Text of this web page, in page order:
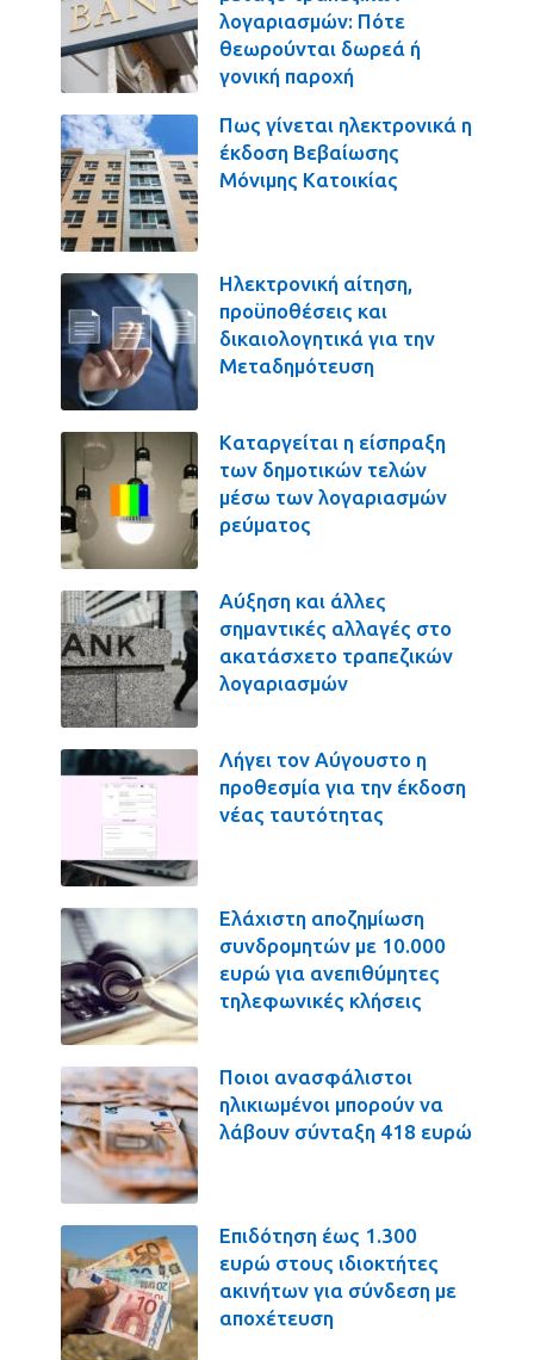
λογαριασμών: Πότε
θεωρούνται δωρεά ή
γονική παροχή
Πως γίνεται ηλεκτρονικά η
έκδοση Βεβαίωσης
Μόνιμης Κατοικίας
Ηλεκτρονική αίτηση,
προϋποθέσεις και
δικαιολογητικά για την
Μεταδημότευση
Καταργείται η είσπραξη
των δημοτικών τελών
μέσω των λογαριασμών
ρεύματος
Αύξηση και άλλες
σημαντικές αλλαγές στο
ακατάσχετο τραπεζικών
λογαριασμών
Λήγει τον Αύγουστο η
προθεσμία για την έκδοση
νέας ταυτότητας
Ελάχιστη αποζημίωση
συνδρομητών με 10.000
ευρώ για ανεπιθύμητες
τηλεφωνικές κλήσεις
Ποιοι ανασφάλιστοι
ηλικιωμένοι μπορούν να
λάβουν σύνταξη 418 ευρώ
Επιδότηση έως 1.300
ευρώ στους ιδιοκτήτες
ακινήτων για σύνδεση με
αποχέτευση